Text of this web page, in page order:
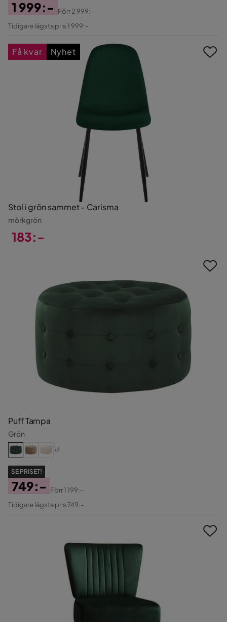
Pris
1 999:-
Original
Förr2 999:-
Tidigare lägsta pris 1 999:-
Stol i grön sammet - Carisma
mörkgrön
183:-
Få kvar Nyhet
Puff Tampa
Grön
+2
SE PRISET!
Pris
749:-
Original
Förr1 199:-
Tidigare lägsta pris 749:-